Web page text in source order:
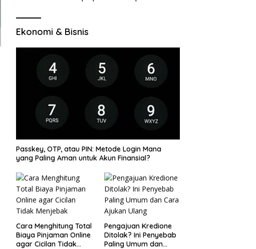
Ekonomi & Bisnis
Passkey, OTP, atau PIN: Metode Login Mana
yang Paling Aman untuk Akun Finansial?
Cara Menghitung Total
Biaya Pinjaman Online
agar Cicilan Tidak
Pengajuan Kredione
Ditolak? Ini Penyebab
Paling Umum dan